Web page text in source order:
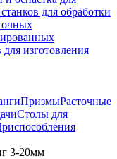
для обработки
для изготовления
ПризмыРасточные
Столы для
3-20мм